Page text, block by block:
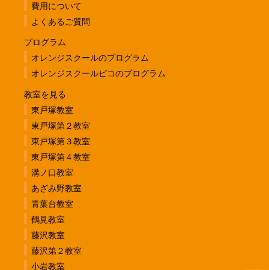
費用について
よくあるご質問
プログラム
オレンジスクールのプログラム
オレンジスクールピコのプログラム
教室を見る
東戸塚教室
東戸塚第２教室
東戸塚第３教室
東戸塚第４教室
溝ノ口教室
あざみ野教室
青葉台教室
鶴見教室
藤沢教室
藤沢第２教室
小岩教室